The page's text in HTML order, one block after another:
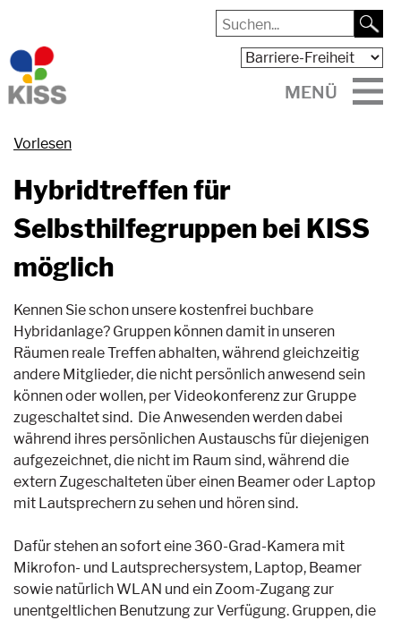
MENÜ
Vorlesen
Hybridtreffen für
Selbsthilfegruppen bei KISS
möglich
Kennen Sie schon unsere kostenfrei buchbare
Hybridanlage? Gruppen können damit in unseren
Räumen reale Treffen abhalten, während gleichzeitig
andere Mitglieder, die nicht persönlich anwesend sein
können oder wollen, per Videokonferenz zur Gruppe
zugeschaltet sind. Die Anwesenden werden dabei
während ihres persönlichen Austauschs für diejenigen
aufgezeichnet, die nicht im Raum sind, während die
extern Zugeschalteten über einen Beamer oder Laptop
mit Lautsprechern zu sehen und hören sind.
Dafür stehen an sofort eine 360-Grad-Kamera mit
Mikrofon- und Lautsprechersystem, Laptop, Beamer
sowie natürlich WLAN und ein Zoom-Zugang zur
unentgeltlichen Benutzung zur Verfügung. Gruppen, die